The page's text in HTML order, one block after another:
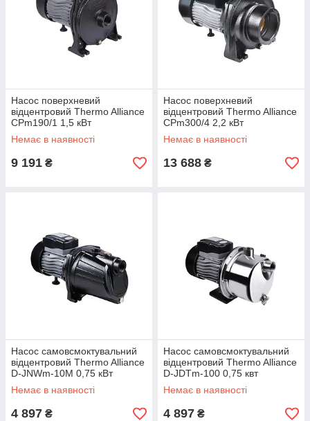
Насос поверхневий
відцентровий Thermo Alliance
CPm190/1 1,5 кВт
Немає в наявності
9 191 ₴
Насос поверхневий
відцентровий Thermo Alliance
CPm300/4 2,2 кВт
Немає в наявності
13 688 ₴
Насос самовсмоктувальний
відцентровий Thermo Alliance
D-JNWm-10M 0,75 кВт
Немає в наявності
4 897 ₴
Насос самовсмоктувальний
відцентровий Thermo Alliance
D-JDTm-100 0,75 квт
Немає в наявності
4 897 ₴